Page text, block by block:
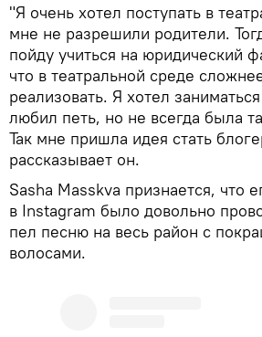
"Я очень хотел поступать в
мне не разрешили родители.
пойду учиться на юридический
что в театральной среде
реализовать. Я хотел
любил петь, но не всегда была
Так мне пришла идея стать
рассказывает он.
Sasha Masskva признается, что
в Instagram было довольно
пел песню на весь район с
волосами.